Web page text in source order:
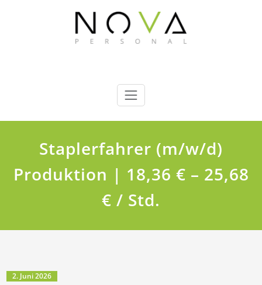
Nova Personal GmbH
Staplerfahrer (m/w/d)
Produktion | 18,36 € – 25,68
€ / Std.
2. Juni 2026